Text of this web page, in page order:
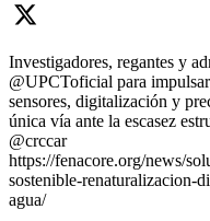
Investigadores, regantes y
@UPCToficial para
sensores, digitalización y
única vía ante la escasez
@crccar
https://fenacore.org/news/
sostenible-renaturalizacion-
agua/